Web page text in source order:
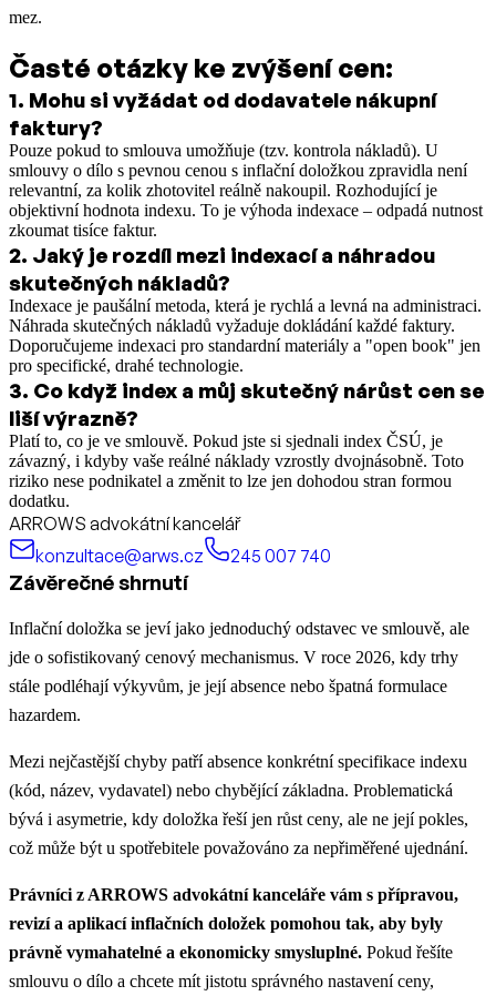
mez.
Časté otázky ke zvýšení cen:
1. Mohu si vyžádat od dodavatele nákupní
faktury?
Pouze pokud to smlouva umožňuje (tzv. kontrola nákladů). U
smlouvy o dílo s pevnou cenou s inflační doložkou zpravidla není
relevantní, za kolik zhotovitel reálně nakoupil. Rozhodující je
objektivní hodnota indexu. To je výhoda indexace – odpadá nutnost
zkoumat tisíce faktur.
2. Jaký je rozdíl mezi indexací a náhradou
skutečných nákladů?
Indexace je paušální metoda, která je rychlá a levná na administraci.
Náhrada skutečných nákladů vyžaduje dokládání každé faktury.
Doporučujeme indexaci pro standardní materiály a "open book" jen
pro specifické, drahé technologie.
3. Co když index a můj skutečný nárůst cen se
liší výrazně?
Platí to, co je ve smlouvě. Pokud jste si sjednali index ČSÚ, je
závazný, i kdyby vaše reálné náklady vzrostly dvojnásobně. Toto
riziko nese podnikatel a změnit to lze jen dohodou stran formou
dodatku.
ARROWS advokátní kancelář
konzultace@arws.cz
245 007 740
Závěrečné shrnutí
Inflační doložka se jeví jako jednoduchý odstavec ve smlouvě, ale
jde o sofistikovaný cenový mechanismus. V roce 2026, kdy trhy
stále podléhají výkyvům, je její absence nebo špatná formulace
hazardem.
Mezi nejčastější chyby patří absence konkrétní specifikace indexu
(kód, název, vydavatel) nebo chybějící základna. Problematická
bývá i asymetrie, kdy doložka řeší jen růst ceny, ale ne její pokles,
což může být u spotřebitele považováno za nepřiměřené ujednání.
Právníci z ARROWS advokátní kanceláře vám s přípravou,
revizí a aplikací inflačních doložek pomohou tak, aby byly
právně vymahatelné a ekonomicky smysluplné. Pokud řešíte
smlouvu o dílo a chcete mít jistotu správného nastavení ceny,